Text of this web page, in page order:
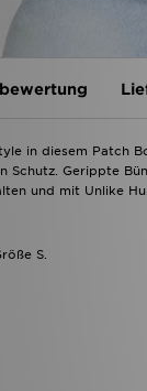
in diesem Patch
Schutz. Gerippte
und mit Unlike
S.